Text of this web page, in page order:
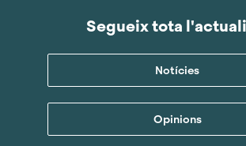
Segueix tota
Notícies
Opinions